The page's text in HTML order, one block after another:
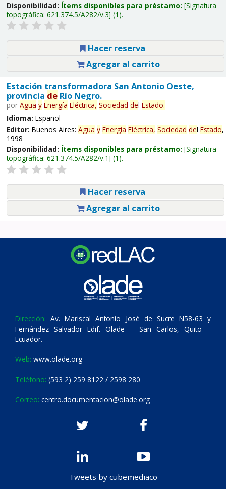
Disponibilidad: Ítems disponibles para préstamo: Signatura
topográfica: 621.374.5/A282/v.3 (1).
Hacer reserva
Agregar al carrito
Estación transformadora San Antonio Oeste,
provincia deRío Negro.
por Agua y Energía Eléctrica, Sociedad del Estado.
Idioma: Español
Editor: Buenos Aires: Agua y Energía Eléctrica, Sociedad del Estado,
1998
Disponibilidad: Ítems disponibles para préstamo: Signatura
topográfica: 621.374.5/A282/v.1 (1).
Hacer reserva
Agregar al carrito
Dirección: Av. Mariscal Antonio José de Sucre N58-63 y
Fernández Salvador Edif. Olade – San Carlos, Quito –
Ecuador.
Web: www.olade.org
Teléfono: (593 2) 259 8122 / 2598 280
Correo: centro.documentacion@olade.org
Tweets by cubemediaco